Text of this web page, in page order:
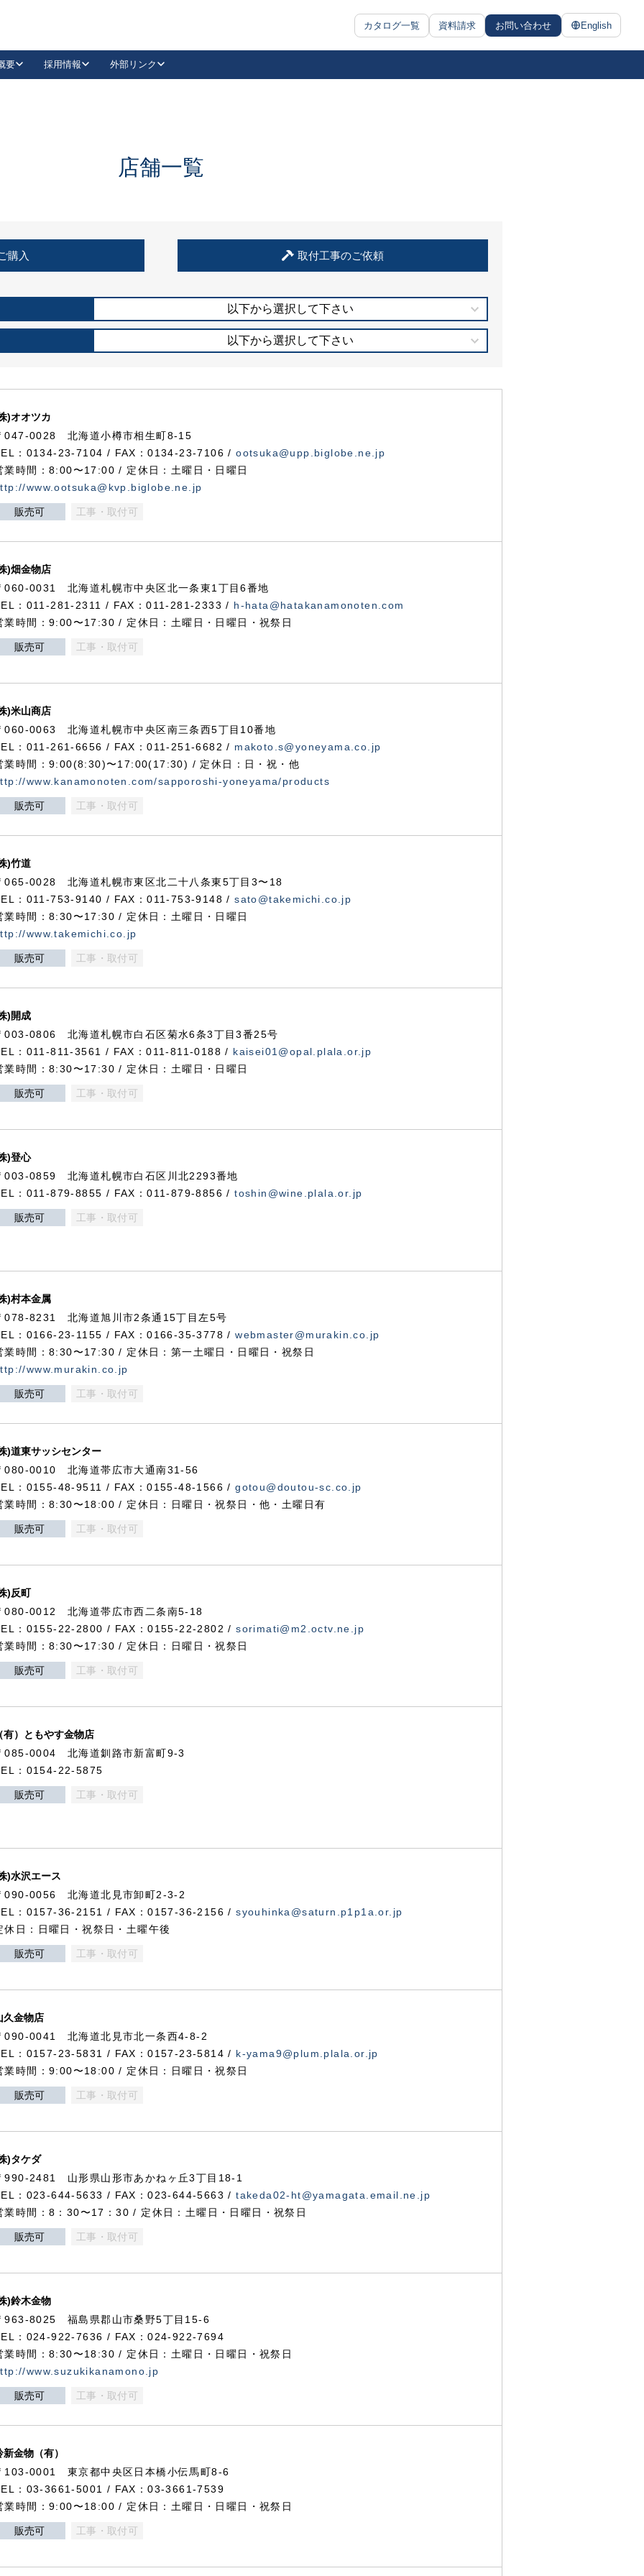
カタログ一覧 資料請求 お問い合わせ English
抗ウイルス・抗菌製品
要 採用情報 外部リンク
LinkedIn
住宅使用部材標準化推進協議会
店舗一覧
購入 取付工事のご依頼
以下から選択して下さい
以下から選択して下さい
)オオツカ
047-0028 北海道小樽市相生町8-15
：0134-23-7104 / FAX：0134-23-7106 /ootsuka@upp.biglobe.ne.jp
業時間：8:00〜17:00 / 定休日：土曜日・日曜日
www.ootsuka@kvp.biglobe.ne.jp
販売可 工事・取付可
)畑金物店
060-0031 北海道札幌市中央区北一条東1丁目6番地
：011-281-2311 / FAX：011-281-2333 / h-hata@hatakanamonoten.com
業時間：9:00〜17:30 / 定休日：土曜日・日曜日・祝祭日
販売可 工事・取付可
)米山商店
060-0063 北海道札幌市中央区南三条西5丁目10番地
：011-261-6656 / FAX：011-251-6682 / makoto.s@yoneyama.co.jp
業時間：9:00(8:30)〜17:00(17:30) / 定休日：日・祝・他
www.kanamonoten.com/sapporoshi-yoneyama/products
販売可 工事・取付可
)竹道
065-0028 北海道札幌市東区北二十八条東5丁目3〜18
：011-753-9140 / FAX：011-753-9148 /sato@takemichi.co.jp
業時間：8:30〜17:30 / 定休日：土曜日・日曜日
www.takemichi.co.jp
販売可 工事・取付可
)開成
003-0806 北海道札幌市白石区菊水6条3丁目3番25号
：011-811-3561 / FAX：011-811-0188 / kaisei01@opal.plala.or.jp
業時間：8:30〜17:30 / 定休日：土曜日・日曜日
販売可 工事・取付可
)登心
003-0859 北海道札幌市白石区川北2293番地
：011-879-8855 / FAX：011-879-8856 /toshin@wine.plala.or.jp
販売可 工事・取付可
)村本金属
078-8231 北海道旭川市2条通15丁目左5号
：0166-23-1155 / FAX：0166-35-3778 /webmaster@murakin.co.jp
業時間：8:30〜17:30 / 定休日：第一土曜日・日曜日・祝祭日
www.murakin.co.jp
販売可 工事・取付可
)道東サッシセンター
080-0010 北海道帯広市大通南31-56
：0155-48-9511 / FAX：0155-48-1566 /gotou@doutou-sc.co.jp
業時間：8:30〜18:00 / 定休日：日曜日・祝祭日・他・土曜日有
販売可 工事・取付可
)反町
080-0012 北海道帯広市西二条南5-18
：0155-22-2800 / FAX：0155-22-2802 /sorimati@m2.octv.ne.jp
業時間：8:30〜17:30 / 定休日：日曜日・祝祭日
販売可 工事・取付可
有）ともやす金物店
085-0004 北海道釧路市新富町9-3
：0154-22-5875
販売可 工事・取付可
)水沢エース
090-0056 北海道北見市卸町2-3-2
：0157-36-2151 / FAX：0157-36-2156 /syouhinka@saturn.p1p1a.or.jp
休日：日曜日・祝祭日・土曜午後
販売可 工事・取付可
久金物店
090-0041 北海道北見市北一条西4-8-2
：0157-23-5831 / FAX：0157-23-5814 / k-yama9@plum.plala.or.jp
業時間：9:00〜18:00 / 定休日：日曜日・祝祭日
販売可 工事・取付可
)タケダ
990-2481 山形県山形市あかねヶ丘3丁目18-1
：023-644-5633 / FAX：023-644-5663 /takeda02-ht@yamagata.email.ne.jp
業時間：8：30〜17：30 / 定休日：土曜日・日曜日・祝祭日
販売可 工事・取付可
)鈴木金物
963-8025 福島県郡山市桑野5丁目15-6
：024-922-7636 / FAX：024-922-7694
業時間：8:30〜18:30 / 定休日：土曜日・日曜日・祝祭日
www.suzukikanamono.jp
販売可 工事・取付可
新金物（有）
103-0001 東京都中央区日本橋小伝馬町8-6
：03-3661-5001 / FAX：03-3661-7539
業時間：9:00〜18:00 / 定休日：土曜日・日曜日・祝祭日
販売可 工事・取付可